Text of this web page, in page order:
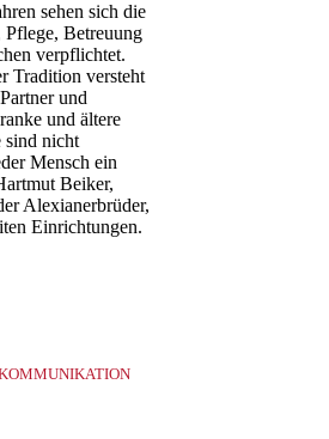
sehen sich die
Betreuung
verpflichtet.
Tradition versteht
und
und ältere
sind nicht
Mensch ein
Beiker,
Alexianerbrüder,
Einrichtungen.